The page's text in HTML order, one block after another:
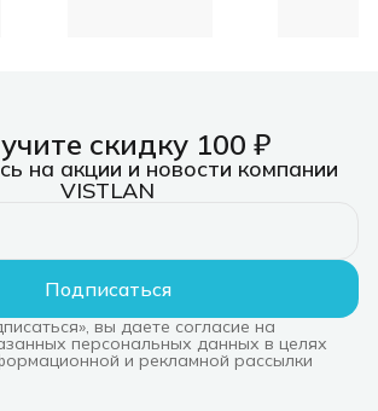
скидку 100 ₽
на акции и новости компании
VISTLAN
Подписаться
вы даете согласие на
персональных данных в целях
и рекламной рассылки